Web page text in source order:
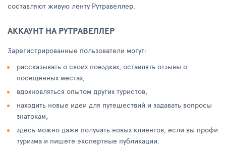
составляют живую ленту Рутравеллер.
АККАУНТ НА РУТРАВЕЛЛЕР
Зарегистрированные пользователи могут:
рассказывать о своих поездках, оставлять отзывы о
посещенных местах,
вдохновляться опытом других туристов,
находить новые идеи для путешествий и задавать вопросы
знатокам,
здесь можно даже получать новых клиентов, если вы профи
туризма и пишете экспертные публикации.